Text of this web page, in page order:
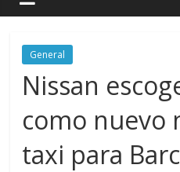
General
Nissan
como nuevo
taxi para